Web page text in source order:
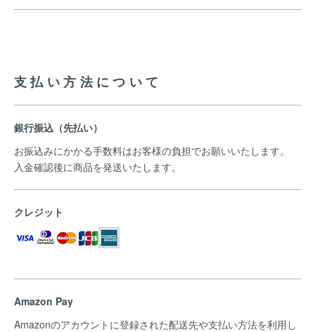
支払い方法について
銀行振込（先払い）
お振込みにかかる手数料はお客様の負担でお願いいたします。
入金確認後に商品を発送いたします。
クレジット
Amazon Pay
Amazonのアカウントに登録された配送先や支払い方法を利用し